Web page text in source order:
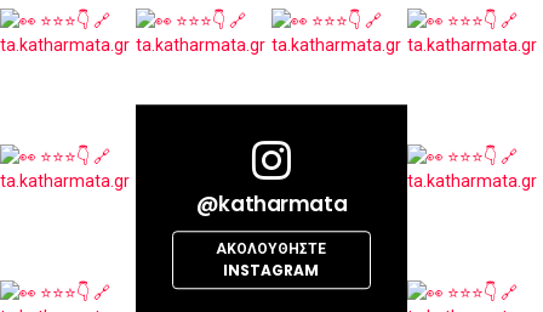
@katharmata
ΑΚΟΛΟΥΘΉΣΤΕ
INSTAGRAM